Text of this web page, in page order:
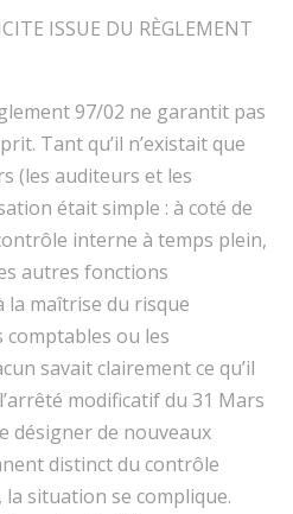
ISSUE DU RÈGLEMENT
97/02 ne garantit pas
Tant qu’il n’existait que
(les auditeurs et les
était simple : à coté de
interne à temps plein,
autres fonctions
maîtrise du risque
comptables ou les
savait clairement ce qu’il
modificatif du 31 Mars
désigner de nouveaux
distinct du contrôle
situation se complique.